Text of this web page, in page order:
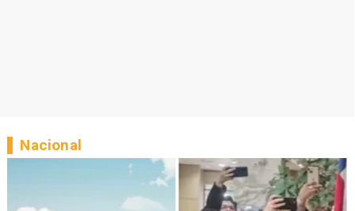
Nacional